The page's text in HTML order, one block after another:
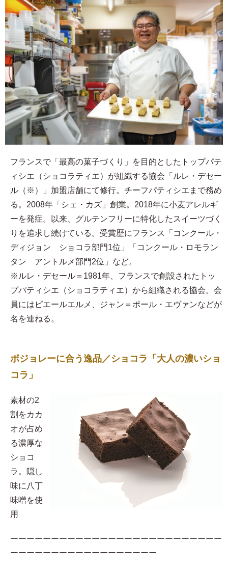
フランスで「最高の菓子づくり」を目的としたトップパテ
ィシエ（ショコラティエ）が組織する協会「ルレ・デセー
ル（※）」加盟店舗にて修行。チーフパティシエまで務め
る。2008年「シェ・カズ」創業。2018年に小麦アレルギ
ーを発症。以来、グルテンフリーに特化したスイーツづく
りを追求し続けている。受賞歴にフランス「コンクール・
ディジョン ショコラ部門1位」「コンクール・ロモラン
タン アントルメ部門2位」など。
※ルレ・デセール＝1981年、フランスで創設されたトッ
プパティシエ（ショコラティエ）から組織される協会。会
員にはピエールエルメ、ジャン＝ポール・エヴァンなどが
名を連ねる。
ボジョレーに合う逸品／ショコラ「大人の濃いショ
コラ」
素材の2
割をカカ
オが占め
る濃厚な
ショコ
ラ。隠し
味に八丁
味噌を使
用​
ーーーーーーーーーーーーーーーーーーーーーーーーーー
ーーーーーーーーーーーーーーーーーー